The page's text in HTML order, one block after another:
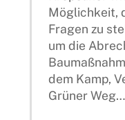
Möglichkeit,
Fragen zu
um die
dem Kamp,
Grüner Weg…